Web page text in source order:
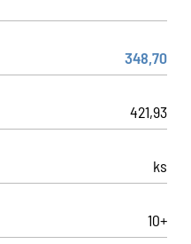
348,70
421,93
ks
10+